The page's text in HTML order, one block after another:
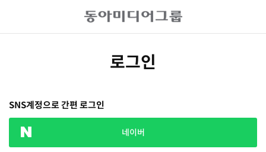
로그인
SNS계정으로 간편 로그인
네이버